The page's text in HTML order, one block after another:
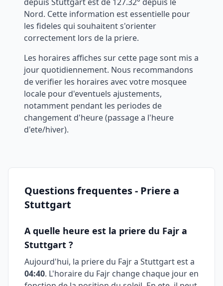
Nord. Cette information est essentielle pour
les fideles qui souhaitent s'orienter
correctement lors de la priere.
Les horaires affiches sur cette page sont mis a
jour quotidiennement. Nous recommandons
de verifier les horaires avec votre mosquee
locale pour d'eventuels ajustements,
notamment pendant les periodes de
changement d'heure (passage a l'heure
d'ete/hiver).
Questions frequentes - Priere a
Stuttgart
A quelle heure est la priere du Fajr a
Stuttgart ?
Aujourd'hui, la priere du Fajr a Stuttgart est a
04:40. L'horaire du Fajr change chaque jour en